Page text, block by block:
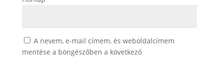
A nevem, e-mail címem, és weboldalcímem
mentése a böngészőben a következő